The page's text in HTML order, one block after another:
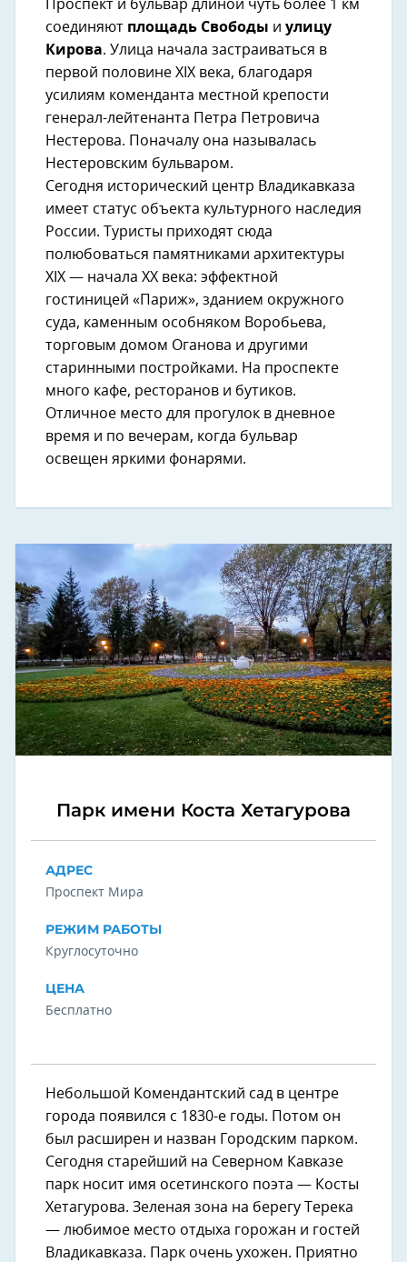
Проспект и бульвар длиной чуть более 1 км
соединяют площадь Свободы и улицу
Кирова. Улица начала застраиваться в
первой половине XIX века, благодаря
усилиям коменданта местной крепости
генерал-лейтенанта Петра Петровича
Нестерова. Поначалу она называлась
Нестеровским бульваром.
Сегодня исторический центр Владикавказа
имеет статус объекта культурного наследия
России. Туристы приходят сюда
полюбоваться памятниками архитектуры
XIX — начала XX века: эффектной
гостиницей «Париж», зданием окружного
суда, каменным особняком Воробьева,
торговым домом Оганова и другими
старинными постройками. На проспекте
много кафе, ресторанов и бутиков.
Отличное место для прогулок в дневное
время и по вечерам, когда бульвар
освещен яркими фонарями.
Парк имени Коста Хетагурова
АДРЕС
Проспект Мира
РЕЖИМ РАБОТЫ
Круглосуточно
ЦЕНА
Бесплатно
Небольшой Комендантский сад в центре
города появился с 1830-е годы. Потом он
был расширен и назван Городским парком.
Сегодня старейший на Северном Кавказе
парк носит имя осетинского поэта — Косты
Хетагурова. Зеленая зона на берегу Терека
— любимое место отдыха горожан и гостей
Владикавказа. Парк очень ухожен. Приятно